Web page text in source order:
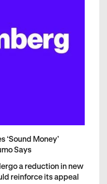
‘Sound Money’
Says
a reduction in new
reinforce its appeal